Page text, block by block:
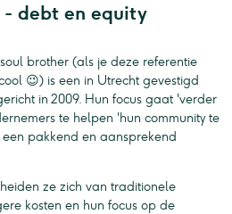
debt en equity
brother (als je deze referentie
😉) is een in Utrecht gevestigd
in 2009. Hun focus gaat 'verder
te helpen 'hun community te
pakkend en aansprekend
ze zich van traditionele
kosten en hun focus op de